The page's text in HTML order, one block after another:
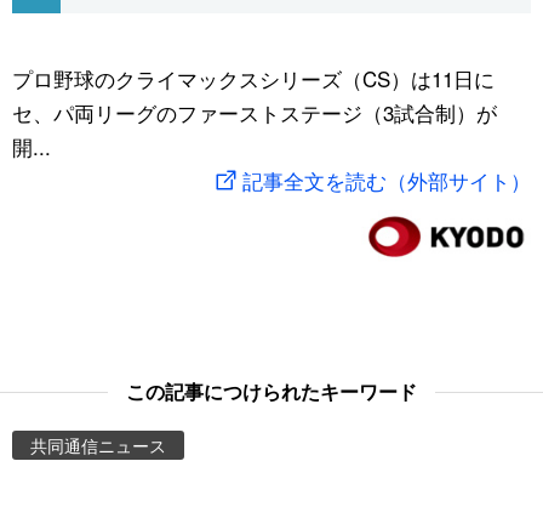
文化
動画/Live
People
スポーツ・東京2020
プロ野球のクライマックスシリーズ（CS）は11日に
セ、パ両リーグのファーストステージ（3試合制）が
開...
記事全文を読む（外部サイト）
この記事につけられたキーワード
共同通信ニュース